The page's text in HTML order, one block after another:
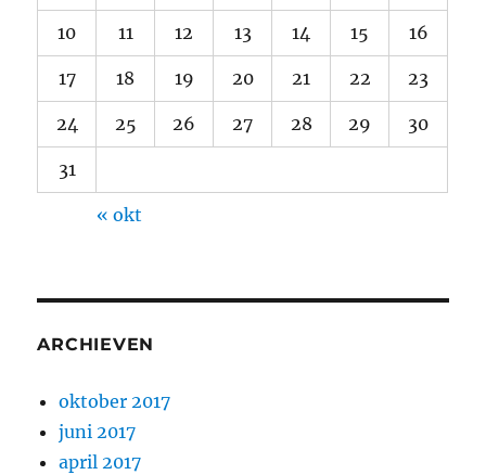
10 11 12 13 14 15 16
17 18 19 20 21 22 23
24 25 26 27 28 29 30
31
« okt
ARCHIEVEN
oktober 2017
juni 2017
april 2017